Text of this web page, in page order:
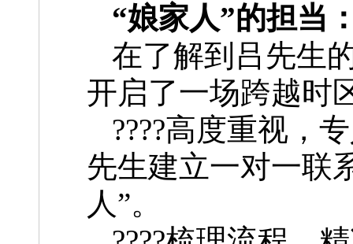
“娘家人”的担当
在了解到吕先生
开启了一场跨越时
????高度重视，
先生建立一对一联
人”。